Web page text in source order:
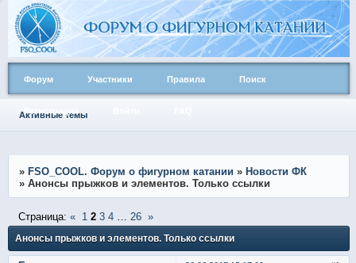
Форум Участники Правила Поиск
Активные темы
» FSO_COOL. Форум о фигурном катании » Новости ФК
» Анонсы прыжков и элементов. Только ссылки
Анонсы прыжков и элементов. Только ссылки
Страница: « 1 2 3 4 26 »